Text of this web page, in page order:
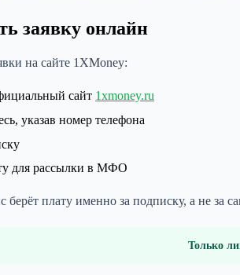
заявку онлайн
на сайте 1XMoney:
сайт 1xmoney.ru
указав номер телефона
для рассылки в МФО
берёт плату именно за подписку, а не за
Только